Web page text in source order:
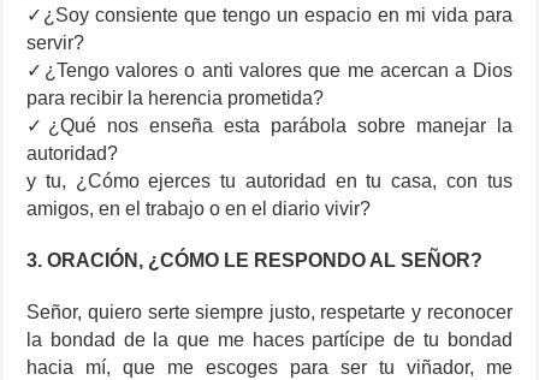
✓¿Soy consiente que tengo un espacio en mi vida para
servir?
✓¿Tengo valores o anti valores que me acercan a Dios
para recibir la herencia prometida?
✓¿Qué nos enseña esta parábola sobre manejar la
autoridad?
y tu, ¿Cómo ejerces tu autoridad en tu casa, con tus
amigos, en el trabajo o en el diario vivir?
3. ORACIÓN, ¿CÓMO LE RESPONDO AL SEÑOR?
Señor, quiero serte siempre justo, respetarte y reconocer
la bondad de la que me haces partícipe de tu bondad
hacia mí, que me escoges para ser tu viñador, me